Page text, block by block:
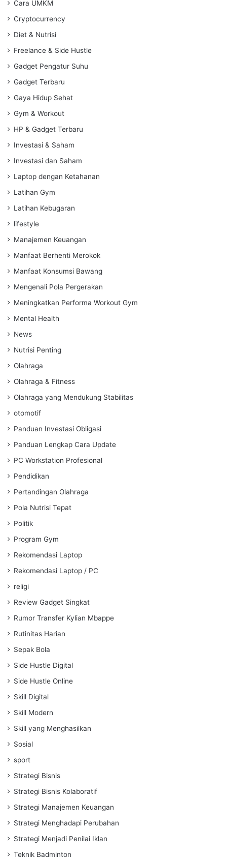
Cara UMKM
Cryptocurrency
Diet & Nutrisi
Freelance & Side Hustle
Gadget Pengatur Suhu
Gadget Terbaru
Gaya Hidup Sehat
Gym & Workout
HP & Gadget Terbaru
Investasi & Saham
Investasi dan Saham
Laptop dengan Ketahanan
Latihan Gym
Latihan Kebugaran
lifestyle
Manajemen Keuangan
Manfaat Berhenti Merokok
Manfaat Konsumsi Bawang
Mengenali Pola Pergerakan
Meningkatkan Performa Workout Gym
Mental Health
News
Nutrisi Penting
Olahraga
Olahraga & Fitness
Olahraga yang Mendukung Stabilitas
otomotif
Panduan Investasi Obligasi
Panduan Lengkap Cara Update
PC Workstation Profesional
Pendidikan
Pertandingan Olahraga
Pola Nutrisi Tepat
Politik
Program Gym
Rekomendasi Laptop
Rekomendasi Laptop / PC
religi
Review Gadget Singkat
Rumor Transfer Kylian Mbappe
Rutinitas Harian
Sepak Bola
Side Hustle Digital
Side Hustle Online
Skill Digital
Skill Modern
Skill yang Menghasilkan
Sosial
sport
Strategi Bisnis
Strategi Bisnis Kolaboratif
Strategi Manajemen Keuangan
Strategi Menghadapi Perubahan
Strategi Menjadi Penilai Iklan
Teknik Badminton